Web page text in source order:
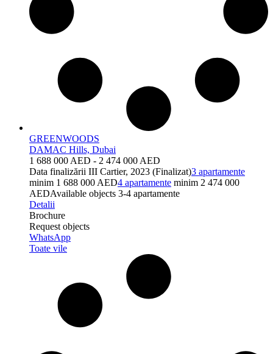
GREENWOODS
DAMAC Hills, Dubai
1 688 000 AED - 2 474 000 AED
Data finalizării III Cartier, 2023 (Finalizat)3 apartamente
minim 1 688 000 AED4 apartamente minim 2 474 000
AEDAvailable objects 3-4 apartamente
Detalii
Brochure
Request objects
WhatsApp
Toate vile